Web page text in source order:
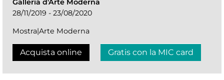
Galleria d'Arte Moderna
28/11/2019 - 23/08/2020
Mostra|Arte Moderna
Acquista online Gratis con la MIC card